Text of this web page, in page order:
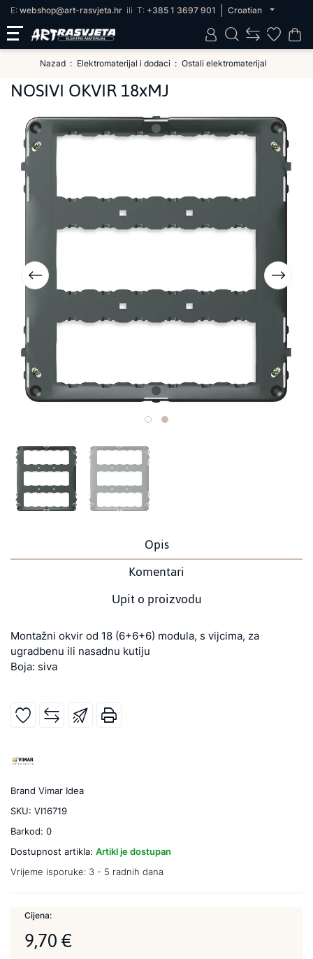
E: webshop@art-rasvjeta.hr ili T: +385 1 3697 901 Croatian
Nazad Elektromaterijal i dodaci Ostali elektromaterijal
NOSIVI OKVIR 18xMJ
Opis
Komentari
Upit o proizvodu
Montažni okvir od 18 (6+6+6) modula, s vijcima, za
ugradbenu ili nasadnu kutiju
Boja: siva
Brand Vimar Idea
SKU: VI16719
Barkod: 0
Dostupnost artikla: Artikl je dostupan
Vrijeme isporuke: 3 - 5 radnih dana
Cijena:
9,70 €